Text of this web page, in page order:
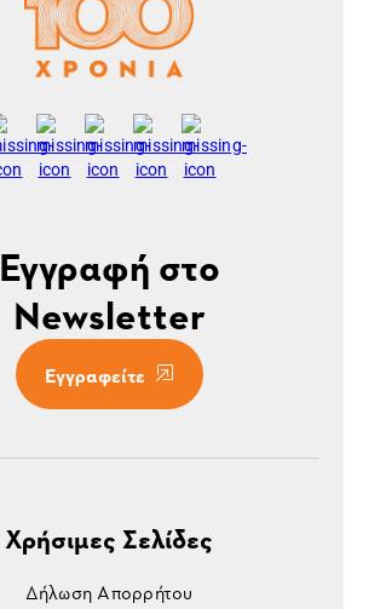
Εγγραφή στο
Newsletter
Εγγραφείτε
Χρήσιμες Σελίδες
Δήλωση Απορρήτου